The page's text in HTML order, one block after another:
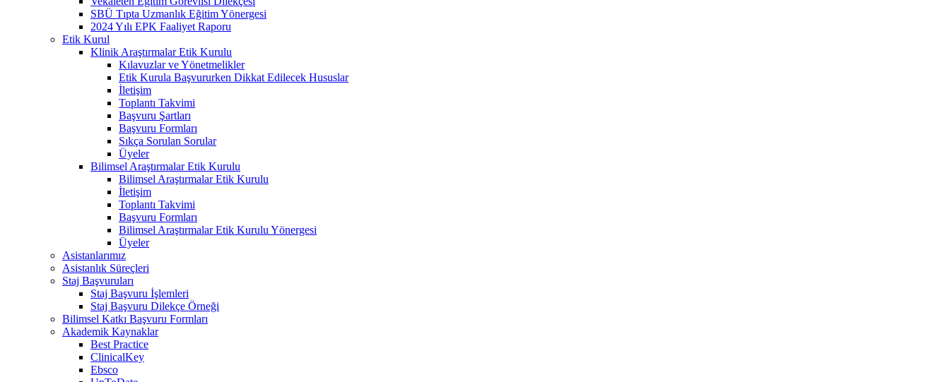
SBÜ Tıpta Uzmanlık Eğitim Yönergesi
2024 Yılı EPK Faaliyet Raporu
Etik Kurul
Klinik Araştırmalar Etik Kurulu
Kılavuzlar ve Yönetmelikler
Etik Kurula Başvururken Dikkat Edilecek Hususlar
İletişim
Toplantı Takvimi
Başvuru Şartları
Başvuru Formları
Sıkça Sorulan Sorular
Üyeler
Bilimsel Araştırmalar Etik Kurulu
Bilimsel Araştırmalar Etik Kurulu
İletişim
Toplantı Takvimi
Başvuru Formları
Bilimsel Araştırmalar Etik Kurulu Yönergesi
Üyeler
Asistanlarımız
Asistanlık Süreçleri
Staj Başvuruları
Staj Başvuru İşlemleri
Staj Başvuru Dilekçe Örneği
Bilimsel Katkı Başvuru Formları
Akademik Kaynaklar
Best Practice
ClinicalKey
Ebsco